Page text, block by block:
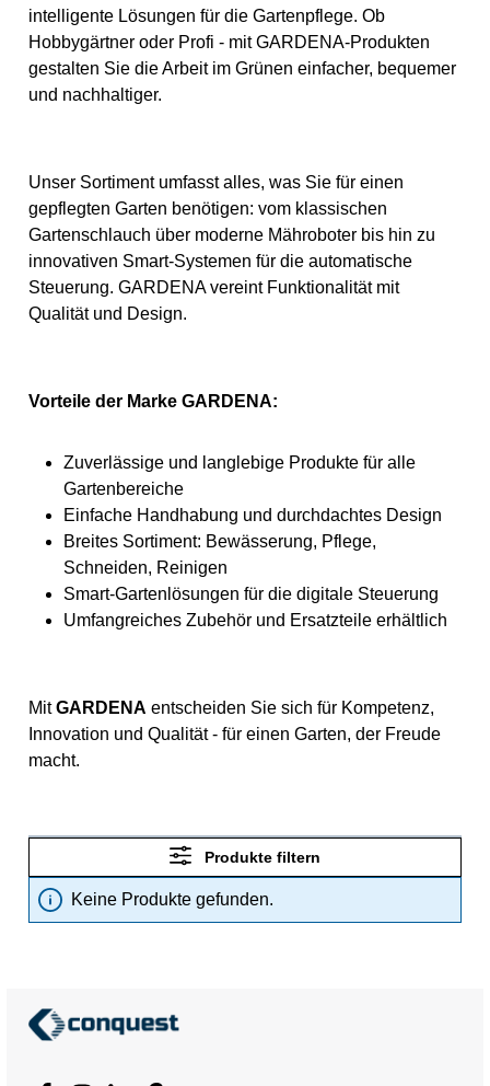
intelligente Lösungen für die Gartenpflege. Ob
Hobbygärtner oder Profi - mit GARDENA-Produkten
gestalten Sie die Arbeit im Grünen einfacher, bequemer
und nachhaltiger.
Unser Sortiment umfasst alles, was Sie für einen
gepflegten Garten benötigen: vom klassischen
Gartenschlauch über moderne Mähroboter bis hin zu
innovativen Smart-Systemen für die automatische
Steuerung. GARDENA vereint Funktionalität mit
Qualität und Design.
Vorteile der Marke GARDENA:
Zuverlässige und langlebige Produkte für alle
Gartenbereiche
Einfache Handhabung und durchdachtes Design
Breites Sortiment: Bewässerung, Pflege,
Schneiden, Reinigen
Smart-Gartenlösungen für die digitale Steuerung
Umfangreiches Zubehör und Ersatzteile erhältlich
MitGARDENA entscheiden Sie sich für Kompetenz,
Innovation und Qualität - für einen Garten, der Freude
macht.
Produkte filtern
Keine Produkte gefunden.